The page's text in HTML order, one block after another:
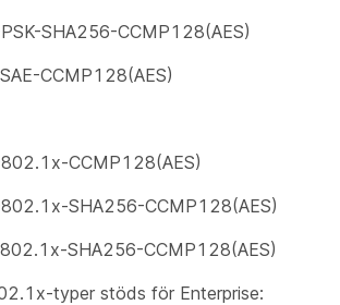
SHA256-CCMP128(AES)
CCMP128(AES)
CCMP128(AES)
SHA256-CCMP128(AES)
SHA256-CCMP128(AES)
typer stöds för Enterprise: